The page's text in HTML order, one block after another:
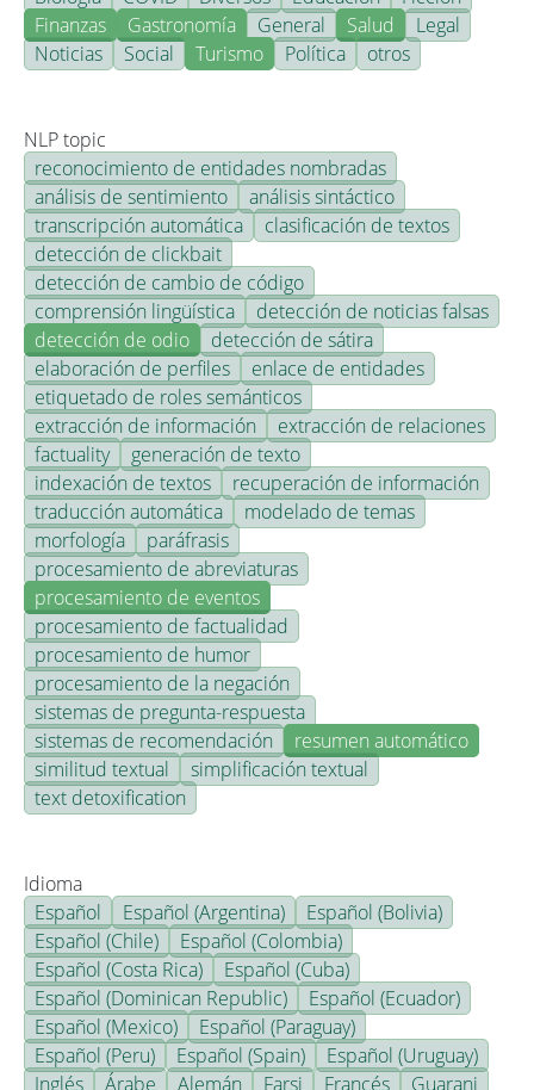
Finanzas
Gastronomía General Salud
Legal
Noticias
Social Turismo Política otros
NLP topic
reconocimiento de entidades nombradas
análisis de sentimiento
análisis sintáctico
transcripción automática
clasificación de textos
detección de clickbait
detección de cambio de código
comprensión lingüística
detección de noticias falsas
detección de odio
detección de sátira
elaboración de perfiles
enlace de entidades
etiquetado de roles semánticos
extracción de información
extracción de relaciones
factuality
generación de texto
indexación de textos
recuperación de información
traducción automática
modelado de temas
morfología
paráfrasis
procesamiento de abreviaturas
procesamiento de eventos
procesamiento de factualidad
procesamiento de humor
procesamiento de la negación
sistemas de pregunta-respuesta
sistemas de recomendación
resumen automático
similitud textual
simplificación textual
text detoxification
Idioma
Español
Español (Argentina)
Español (Bolivia)
Español (Chile)
Español (Colombia)
Español (Costa Rica)
Español (Cuba)
Español (Dominican Republic)
Español (Ecuador)
Español (Mexico)
Español (Paraguay)
Español (Peru)
Español (Spain)
Español (Uruguay)
Inglés
Árabe Alemán Farsi Francés
Guarani